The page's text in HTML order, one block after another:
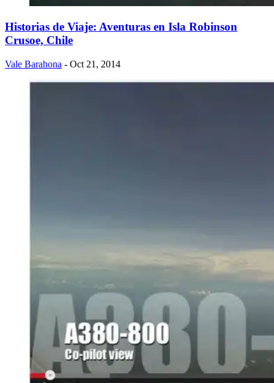
Historias de Viaje: Aventuras en Isla Robinson
Crusoe, Chile
Vale Barahona - Oct 21, 2014